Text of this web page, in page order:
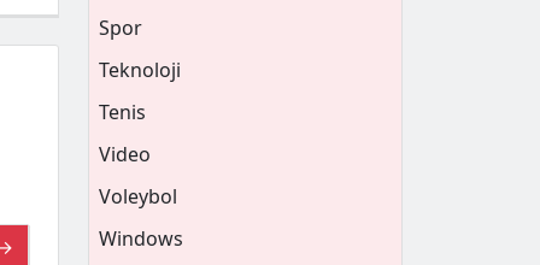
Spor
Teknoloji
Tenis
Video
Voleybol
Windows